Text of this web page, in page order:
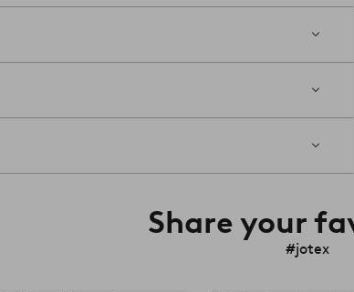
perfekta att bädda med i hyllan.
Share your
#jotex